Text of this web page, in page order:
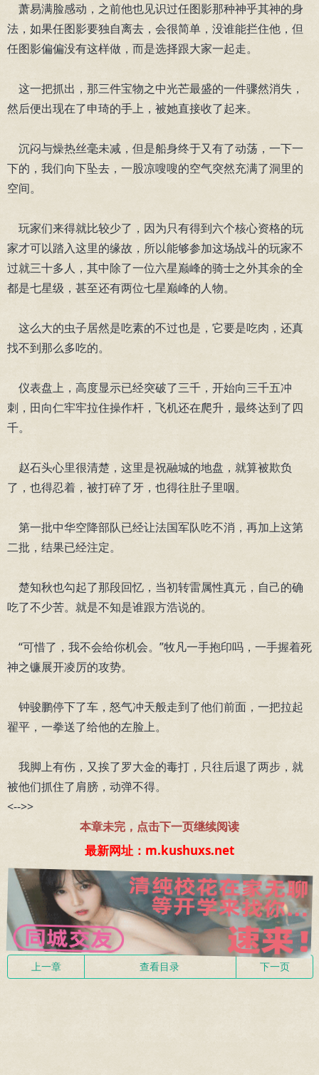
萧易满脸感动，之前他也见识过任图影那种神乎其神的身
法，如果任图影要独自离去，会很简单，没谁能拦住他，但
任图影偏偏没有这样做，而是选择跟大家一起走。
这一把抓出，那三件宝物之中光芒最盛的一件骤然消失，
然后便出现在了申琦的手上，被她直接收了起来。
沉闷与燥热丝毫未减，但是船身终于又有了动荡，一下一
下的，我们向下坠去，一股凉嗖嗖的空气突然充满了洞里的
空间。
玩家们来得就比较少了，因为只有得到六个核心资格的玩
家才可以踏入这里的缘故，所以能够参加这场战斗的玩家不
过就三十多人，其中除了一位六星巅峰的骑士之外其余的全
都是七星级，甚至还有两位七星巅峰的人物。
这么大的虫子居然是吃素的不过也是，它要是吃肉，还真
找不到那么多吃的。
仪表盘上，高度显示已经突破了三千，开始向三千五冲
刺，田向仁牢牢拉住操作杆，飞机还在爬升，最终达到了四
千。
赵石头心里很清楚，这里是祝融城的地盘，就算被欺负
了，也得忍着，被打碎了牙，也得往肚子里咽。
第一批中华空降部队已经让法国军队吃不消，再加上这第
二批，结果已经注定。
楚知秋也勾起了那段回忆，当初转雷属性真元，自己的确
吃了不少苦。就是不知是谁跟方浩说的。
“可惜了，我不会给你机会。”牧凡一手抱印吗，一手握着死
神之镰展开凌厉的攻势。
钟骏鹏停下了车，怒气冲天般走到了他们前面，一把拉起
翟平，一拳送了给他的左脸上。
我脚上有伤，又挨了罗大金的毒打，只往后退了两步，就
被他们抓住了肩膀，动弹不得。
<-->>
本章未完，点击下一页继续阅读
最新网址：m.kushuxs.net
上一章 查看目录 下一页